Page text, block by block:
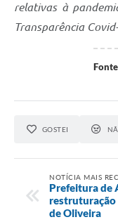
relativas à
Transparência
GOSTEI
NOTÍCIA MAIS
Prefeitura de
restruturação
de Oliveira